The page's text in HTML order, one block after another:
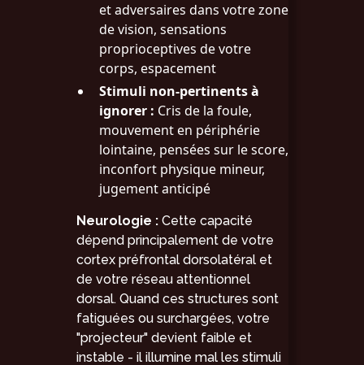
et adversaires dans votre zone
de vision, sensations
proprioceptives de votre
corps, espacement
Stimuli non-pertinents à
ignorer : Cris de la foule,
mouvement en périphérie
lointaine, pensées sur le score,
inconfort physique mineur,
jugement anticipé
Neurologie :Cette capacité
dépend principalement de votre
cortex préfrontal dorsolatéral et
de votre réseau attentionnel
dorsal. Quand ces structures sont
fatiguées ou surchargées, votre
"projecteur" devient faible et
instable - il illumine mal les stimuli